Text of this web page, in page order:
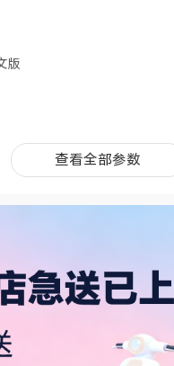
版
× 26.8mm
Processor 251HX
查看全部参数
查看全部参数